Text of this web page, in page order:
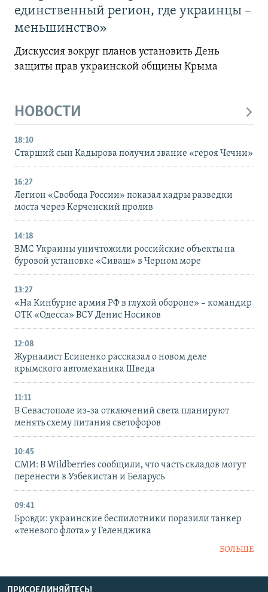
единственный регион, где украинцы –
меньшинство»
Дискуссия вокруг планов установить День
защиты прав украинской общины Крыма
НОВОСТИ
18:10
Старший сын Кадырова получил звание «героя Чечни»
16:27
Легион «Свобода России» показал кадры разведки
моста через Керченский пролив
14:18
ВМС Украины уничтожили российские объекты на
буровой установке «Сиваш» в Черном море
13:27
«На Кинбурне армия РФ в глухой обороне» – командир
ОТК «Одесса» ВСУ Денис Носиков
12:08
Журналист Есипенко рассказал о новом деле
крымского автомеханика Шведа
11:11
В Севастополе из-за отключений света планируют
менять схему питания светофоров
10:45
СМИ: В Wildberries сообщили, что часть складов могут
перенести в Узбекистан и Беларусь
09:41
Бровди: украинские беспилотники поразили танкер
«теневого флота» у Геленджика
БОЛЬШЕ